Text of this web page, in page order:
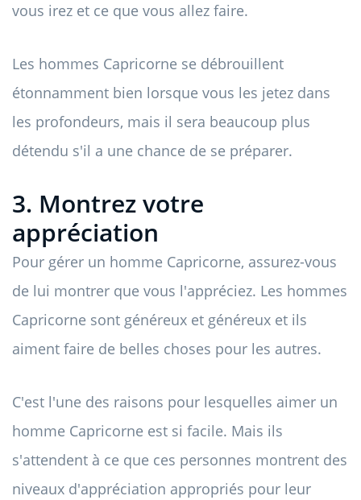
vous irez et ce que vous allez faire.
Les hommes Capricorne se débrouillent
étonnamment bien lorsque vous les jetez dans
les profondeurs, mais il sera beaucoup plus
détendu s'il a une chance de se préparer.
3. Montrez votre
appréciation
Pour gérer un homme Capricorne, assurez-vous
de lui montrer que vous l'appréciez. Les hommes
Capricorne sont généreux et généreux et ils
aiment faire de belles choses pour les autres.
C'est l'une des raisons pour lesquelles aimer un
homme Capricorne est si facile. Mais ils
s'attendent à ce que ces personnes montrent des
niveaux d'appréciation appropriés pour leur